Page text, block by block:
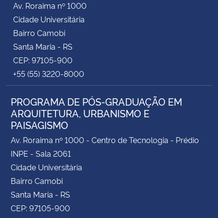
Secretaria-Geral
Secretaria de Governo
Gabinete de Segurança Institucional
Advocacia-Geral da União
Banco Central do Brasil
Planalto
Av. Roraima nº 1000
Cidade Universitária
Bairro Camobi
Santa Maria - RS
CEP: 97105-900
+55 (55) 3220-8000
PROGRAMA DE PÓS-GRADUAÇÃO EM
ARQUITETURA, URBANISMO E
PAISAGISMO
Av. Roraima nº 1000 - Centro de Tecnologia - Prédio
INPE - Sala 2061
Cidade Universitária
Bairro Camobi
Santa Maria - RS
CEP: 97105-900